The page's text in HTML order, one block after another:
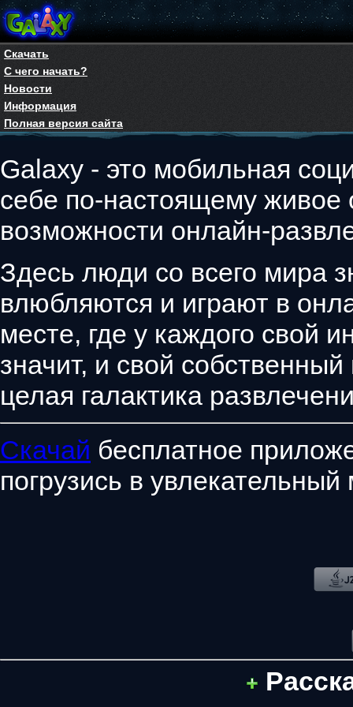
Скачать
С чего начать?
Новости
Информация
Полная версия сайта
Galaxy - это мобильная
себе по-настоящему
возможности онлайн-
Здесь люди со всего мира
влюбляются и играют в
месте, где у каждого свой
значит, и свой
целая галактика
Скачай бесплатное
погрузись в